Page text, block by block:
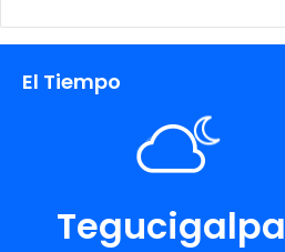
El Tiempo
Tegucigalpa